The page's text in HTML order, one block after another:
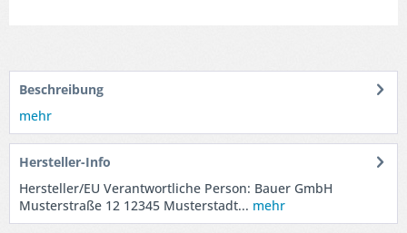
Beschreibung
mehr
Hersteller-Info
Hersteller/EU Verantwortliche Person: Bauer GmbH
Musterstraße 12 12345 Musterstadt... mehr